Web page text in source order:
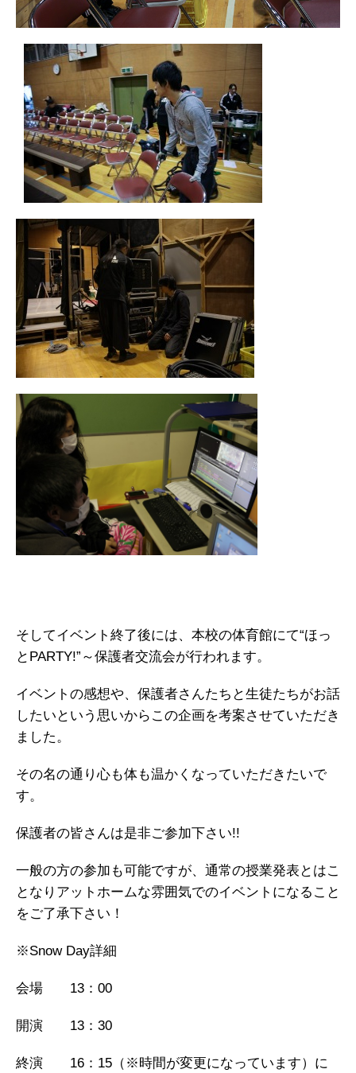
そしてイベント終了後には、本校の体育館にて“ほっ
とPARTY!”～保護者交流会が行われます。
イベントの感想や、保護者さんたちと生徒たちがお話
したいという思いからこの企画を考案させていただき
ました。
その名の通り心も体も温かくなっていただきたいで
す。
保護者の皆さんは是非ご参加下さい!!
一般の方の参加も可能ですが、通常の授業発表とはこ
となりアットホームな雰囲気でのイベントになること
をご了承下さい！
※Snow Day詳細
会場 13：00
開演 13：30
終演 16：15（※時間が変更になっています）に